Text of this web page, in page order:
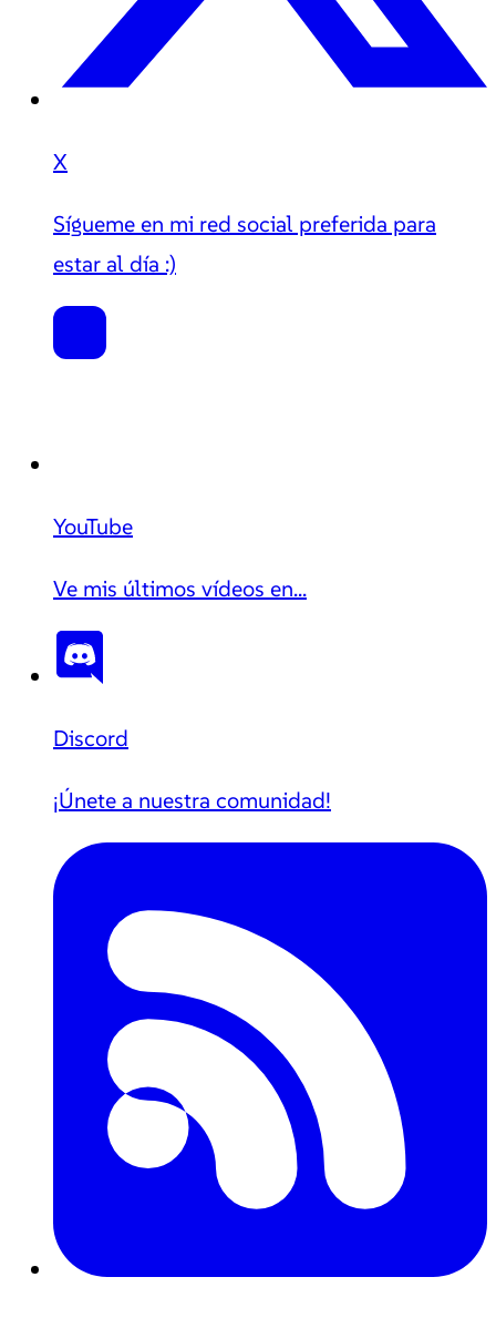
X
Sígueme en mi red social preferida para
estar al día :)
YouTube
Ve mis últimos vídeos en...
Discord
¡Únete a nuestra comunidad!